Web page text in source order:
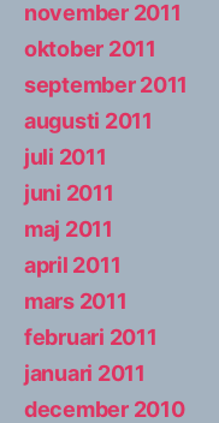
november 2011
oktober 2011
september 2011
augusti 2011
juli 2011
juni 2011
maj 2011
april 2011
mars 2011
februari 2011
januari 2011
december 2010